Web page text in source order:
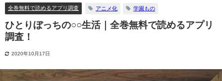
全巻無料で読めるアプリ調査 アニメ化 学園もの
ひとりぼっちの○○生活｜全巻無料で読めるアプリ
調査！
2020年10月17日